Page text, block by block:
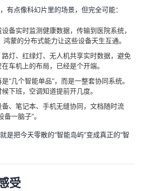
有点像科幻片里的场景，但完全可能：
设备实时监测健康数据，传输到医院系统，
蒙的分布式能力让这些设备天生互通。
路灯、红绿灯、无人机共享实时数据，避免
车机上的布局，已经是个开端。
“几个智能单品”，而是一整套协同系统。
下班，空调知道提前开几度。
备、笔记本、手机无缝协同，文档随时流
一脑子”。
是把今天零散的“智能岛屿”变成真正的“智
受